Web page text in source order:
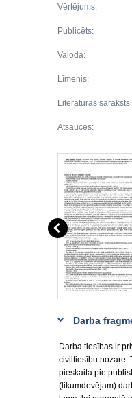
Vērtējums:
Publicēts:
Valoda:
Līmenis:
Literatūras saraksts:
Atsauces:
Darba
Darba tiesības ir
civiltiesību nozare.
pieskaita pie
(likumdevējam)